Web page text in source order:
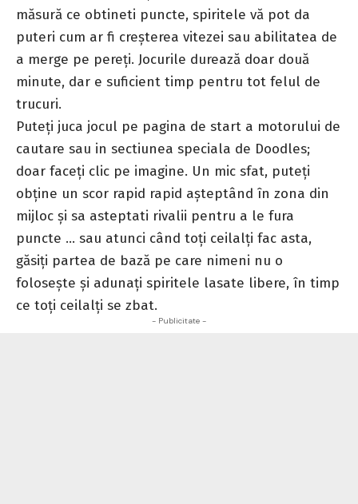
măsură ce obtineti puncte, spiritele vă pot da
puteri cum ar fi creșterea vitezei sau abilitatea de
a merge pe pereți. Jocurile durează doar două
minute, dar e suficient timp pentru tot felul de
trucuri.
Puteți juca jocul pe pagina de start a motorului de
cautare sau in sectiunea speciala de Doodles;
doar faceți clic pe imagine. Un mic sfat, puteți
obține un scor rapid rapid așteptând în zona din
mijloc și sa asteptati rivalii pentru a le fura
puncte … sau atunci când toți ceilalți fac asta,
găsiți partea de bază pe care nimeni nu o
folosește și adunați spiritele lasate libere, în timp
ce toți ceilalți se zbat.
- Publicitate -